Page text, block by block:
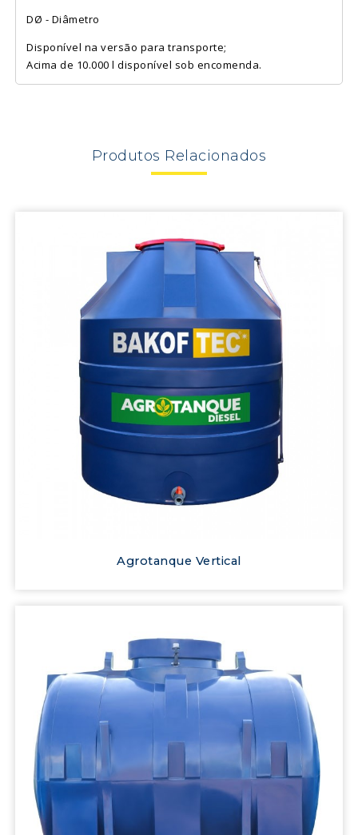
DØ - Diâmetro
Disponível na versão para transporte;
Acima de 10.000 l disponível sob encomenda.
Produtos Relacionados
Agrotanque Vertical